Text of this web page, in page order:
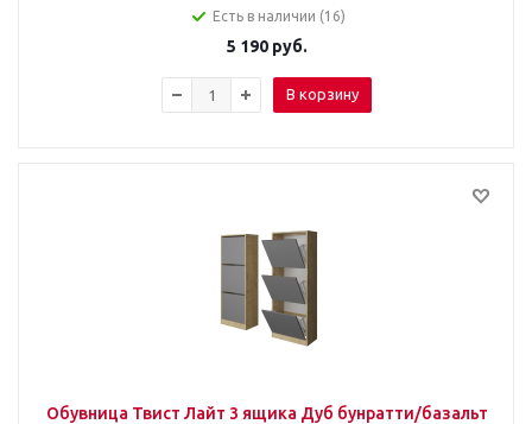
Есть в наличии (16)
5 190руб.
В корзину
Обувница Твист Лайт 3 ящика Дуб бунратти/базальт